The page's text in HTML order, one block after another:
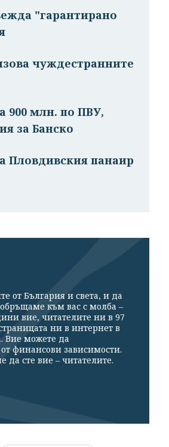
"гарантирано
чуждестранните
900 млн. по ПВУ,
за Банско
Пловдивския панаир
от България и света, и да
към вас с молба –
вие, читателите ни в 97
ни в интернет в
Вие можете да
финансови зависимости.
сте вие – читателите.